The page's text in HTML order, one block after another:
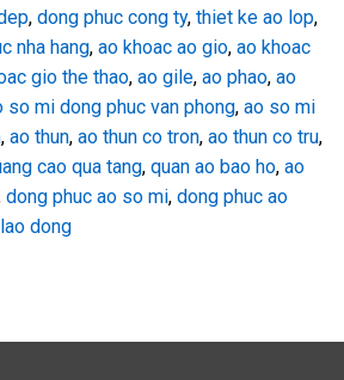
, dong phuc cong ty, thiet ke ao lop,
nha hang, ao khoac ao gio, ao khoac
gio the thao, ao gile, ao phao, ao
so mi dong phuc van phong, ao so mi
, ao thun, ao thun co tron, ao thun co tru,
cao qua tang, quan ao bao ho, ao
dong phuc ao so mi, dong phuc ao
dong